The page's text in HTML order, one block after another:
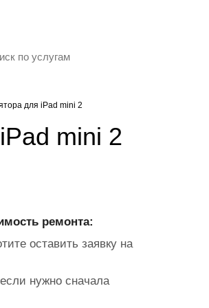
для iPad mini 2
mini 2
ремонта:
оставить заявку на
нужно сначала